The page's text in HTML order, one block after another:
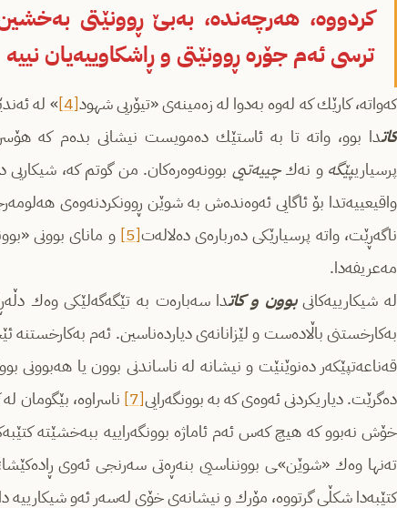
كردووه‌، هه‌رچه‌نده‌، به‌بێ ڕوونێتی
ترسی ئه‌م جۆره‌ ڕوونێتی و ڕاشكاوییه‌یان نییه‌
كه‌واته‌، كارێك كه‌ له‌وه‌ به‌دوا له‌ زه‌مینه‌ی «تیۆریی شهود[4] » له‌
كاتدا بوو، واته‌ تا به‌ ئاستێك ده‌مویست نیشانی بده‌م كه‌
پرسیاریپێگه‌ و نه‌كچییه‌تیی بوونه‌وه‌ره‌كان. من گوتم كه‌، شیكاریی
واقیعییه‌تدا بۆ ئاگایی ئه‌وه‌نده‌ش به‌ شوێن ڕوونكردنه‌وه‌ی
ناگه‌ڕێت‌، واته‌ پرسیارێكی ده‌رباره‌ی ده‌لاله‌ت[5]
و مانای بوونی
مه‌عریفه‌دا.
له‌ شیكارییه‌كانیبوون و كاتدا سه‌باره‌ت به‌ تێگه‌گه‌لێكی وه‌ك
به‌كارخستنی باڵاده‌ست و لێزانانه‌ی دیارده‌ناسین. ئه‌م به‌كارخستنه‌
قه‌ناعه‌تپێكه‌ر ده‌نوێنێت و نیشانه‌‌ له‌ ناساندنی بوون یا هه‌بوونی
ده‌گرێت. دیاریكردنی ئه‌وه‌ی كه‌ به‌ بوونگه‌رایی[7] ناسراوه‌، بێگومان له‌
ته‌نها وه‌ك «شوێن»ـی بوونناسیی بنه‌ڕه‌تی سه‌رنجی ئه‌وی
كتێبه‌دا شكڵی گرتووه‌، مۆرك و نیشانه‌ی خۆی له‌سه‌ر ئه‌و شیكارییه‌